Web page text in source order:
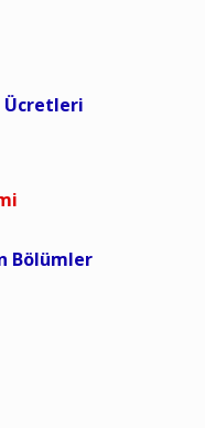
Ücretleri
Bölümler